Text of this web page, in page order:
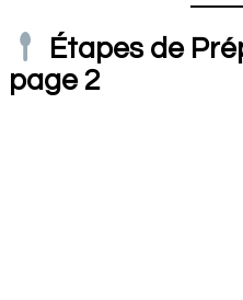
Étapes de
page 2